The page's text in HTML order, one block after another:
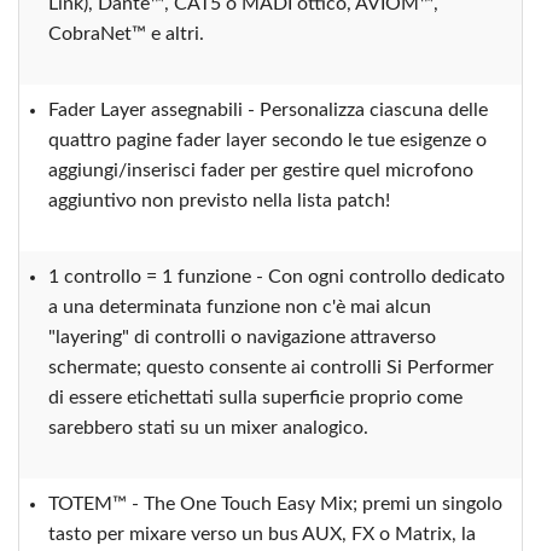
Link), Dante™, CAT5 o MADI ottico, AVIOM™,
CobraNet™ e altri.
Fader Layer assegnabili - Personalizza ciascuna delle
quattro pagine fader layer secondo le tue esigenze o
aggiungi/inserisci fader per gestire quel microfono
aggiuntivo non previsto nella lista patch!
1 controllo = 1 funzione - Con ogni controllo dedicato
a una determinata funzione non c'è mai alcun
"layering" di controlli o navigazione attraverso
schermate; questo consente ai controlli Si Performer
di essere etichettati sulla superficie proprio come
sarebbero stati su un mixer analogico.
TOTEM™ - The One Touch Easy Mix; premi un singolo
tasto per mixare verso un bus AUX, FX o Matrix, la